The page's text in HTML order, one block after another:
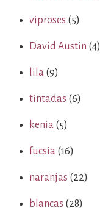
viproses (5)
David Austin (4)
lila (9)
tintadas (6)
kenia (5)
fucsia (16)
naranjas (22)
blancas (28)